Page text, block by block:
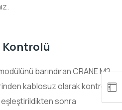
Kontrolü
barındıran CRANE M2,
kablosuz olarak kontrol
eşleştirildikten sonra